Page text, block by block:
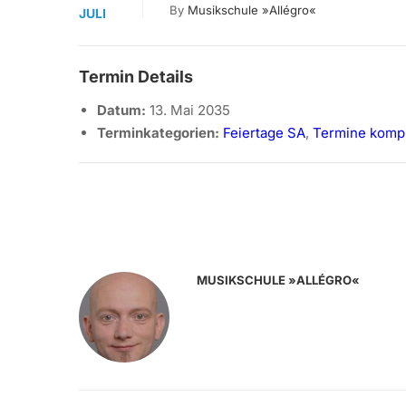
JULI By Musikschule »allégro«
Termin Details
Datum: 13. Mai 2035
Terminkategorien: Feiertage SA, Termine
MUSIKSCHULE »ALLÉGRO«